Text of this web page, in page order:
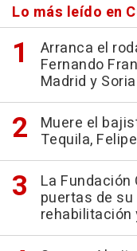
Lo más leído en
Arranca el
Fernando
Madrid y Soria
Muere el
Tequila,
La
puertas de
rehabilitación